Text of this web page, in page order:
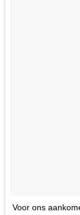
Voor ons